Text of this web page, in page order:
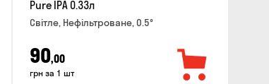
Pure IPA 0.33л
Світле, Нефільтроване, 0.5°
90,00
грн за 1 шт